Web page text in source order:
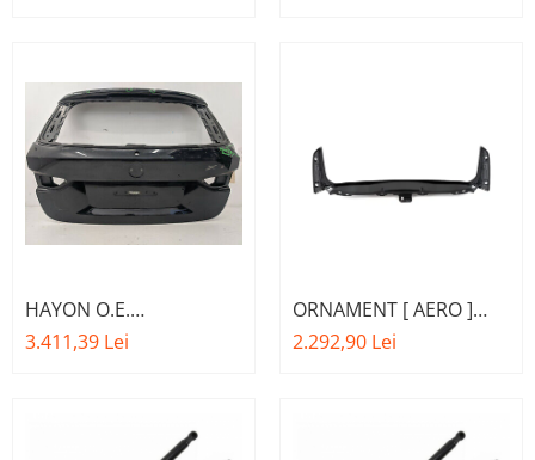
HAYON O.E.
41007350826 - BMW X1
3.411,39 Lei
ORNAMENT [ AERO ]
HAYON O.E.
2.292,90 Lei